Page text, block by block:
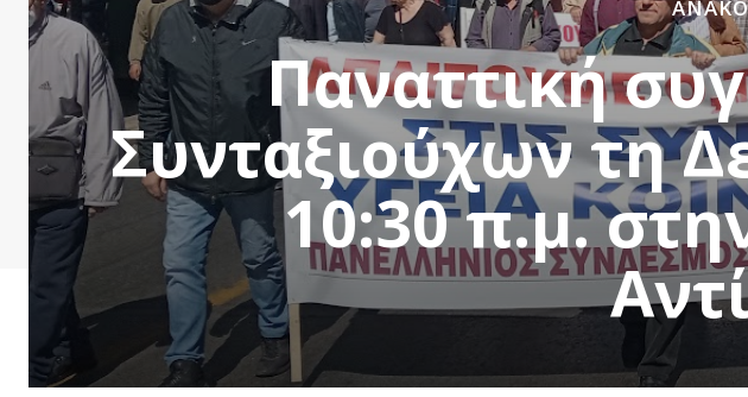
Παναττική
Συνταξιούχων τη
10:30 π.μ.